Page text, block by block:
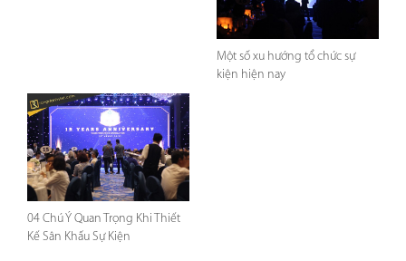
Một số xu hướng tổ chức sự
kiện hiện nay
04 Chú Ý Quan Trọng Khi Thiết
Kế Sân Khấu Sự Kiện